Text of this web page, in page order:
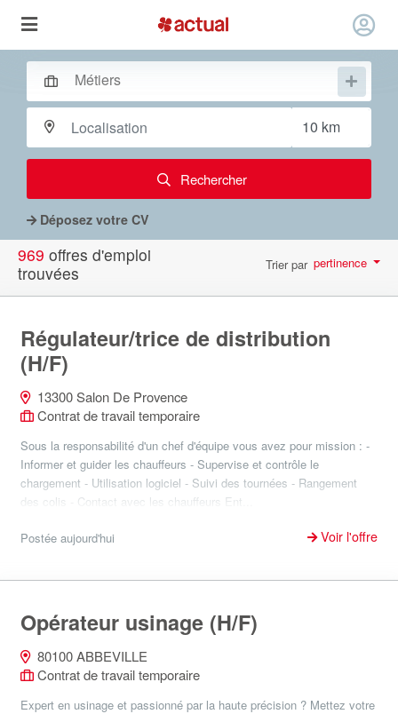
Rechercher
Déposez votre CV
969 offres d'emploi
trouvées
Trier par pertinence
Régulateur/trice de distribution
(H/F)
13300 Salon De Provence
Contrat de travail temporaire
Sous la responsabilité d'un chef d'équipe vous avez pour mission : -
Informer et guider les chauffeurs - Supervise et contrôle le
chargement - Utilisation logiciel - Suivi des tournées - Rangement
des colis - Contact avec les chauffeurs Ent...
Postée aujourd'hui Voir l'offre
Opérateur usinage (H/F)
80100 ABBEVILLE
Contrat de travail temporaire
Expert en usinage et passionné par la haute précision ? Mettez votre